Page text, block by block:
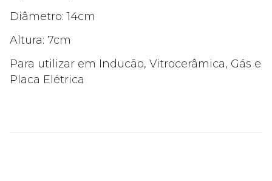
Diâmetro: 14cm
Altura: 7cm
Para utilizar em Inducão, Vitrocerâmica, Gás e
Placa Elétrica